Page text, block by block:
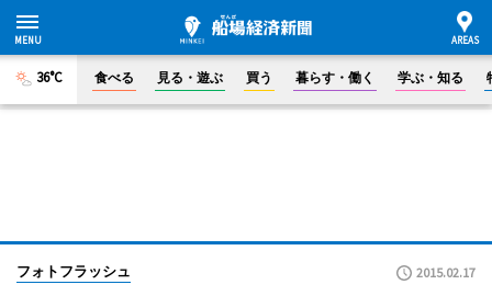
36°C 食べる 見る・遊ぶ 買う 暮らす・働く 学ぶ・知る
フォトフラッシュ 2015.02.17